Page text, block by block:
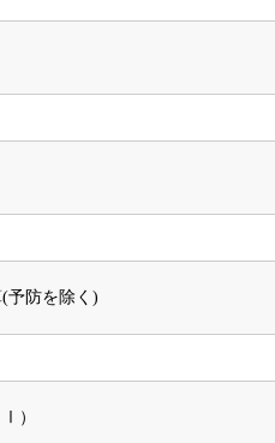
予防を除く)
）